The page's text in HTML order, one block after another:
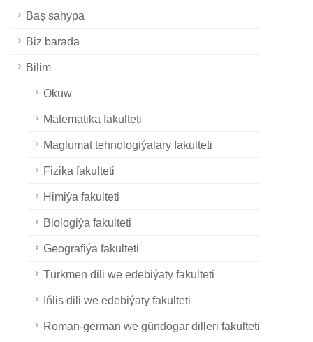
Baş sahypa
Biz barada
Bilim
Okuw
Matematika fakulteti
Maglumat tehnologiýalary fakulteti
Fizika fakulteti
Himiýa fakulteti
Biologiýa fakulteti
Geografiýa fakulteti
Türkmen dili we edebiýaty fakulteti
Iňlis dili we edebiýaty fakulteti
Roman-german we gündogar dilleri fakulteti